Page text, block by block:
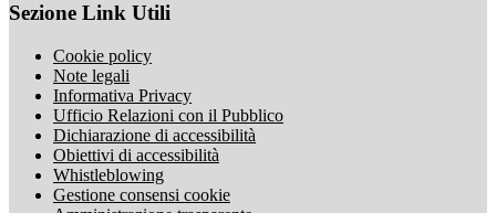
Sezione Link Utili
Cookie policy
Note legali
Informativa Privacy
Ufficio Relazioni con il Pubblico
Dichiarazione di accessibilità
Obiettivi di accessibilità
Whistleblowing
Gestione consensi cookie